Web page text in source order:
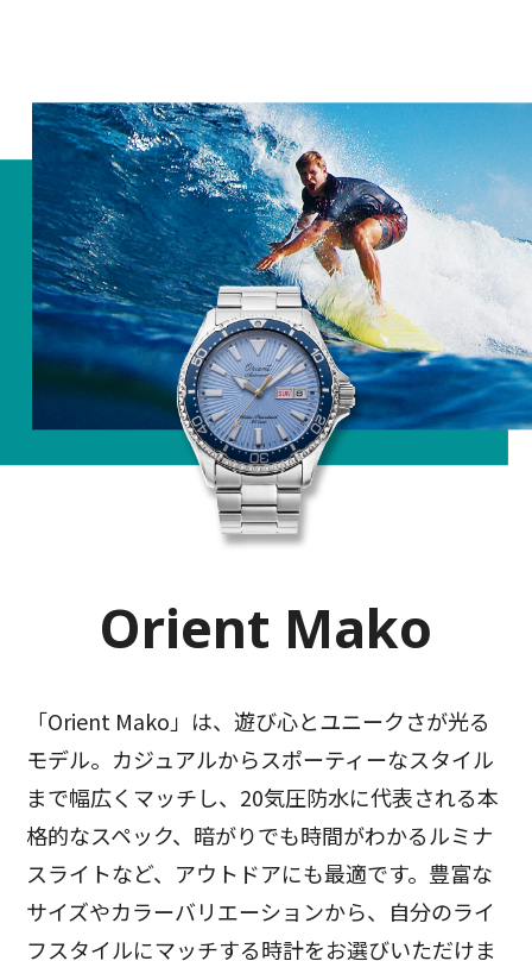
Orient Mako
「Orient Mako」は、遊び心とユニークさが光る
モデル。カジュアルからスポーティーなスタイル
まで幅広くマッチし、20気圧防水に代表される本
格的なスペック、暗がりでも時間がわかるルミナ
スライトなど、アウトドアにも最適です。豊富な
サイズやカラーバリエーションから、自分のライ
フスタイルにマッチする時計をお選びいただけま